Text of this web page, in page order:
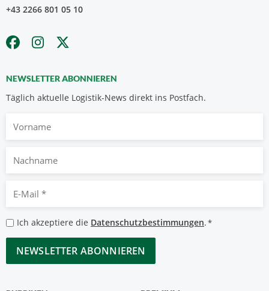
+43 2266 801 05 10
NEWSLETTER ABONNIEREN
Täglich aktuelle Logistik-News direkt ins Postfach.
Nachname
Mail
*
Datenschutzbestimmungen
*
Ich akzeptiere die Datenschutzbestimmungen.*
CAPTCHA